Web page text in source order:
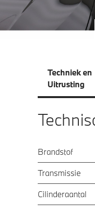
Techniek en
Uitrusting
Brandstof
Transmissie
Cilinderaantal